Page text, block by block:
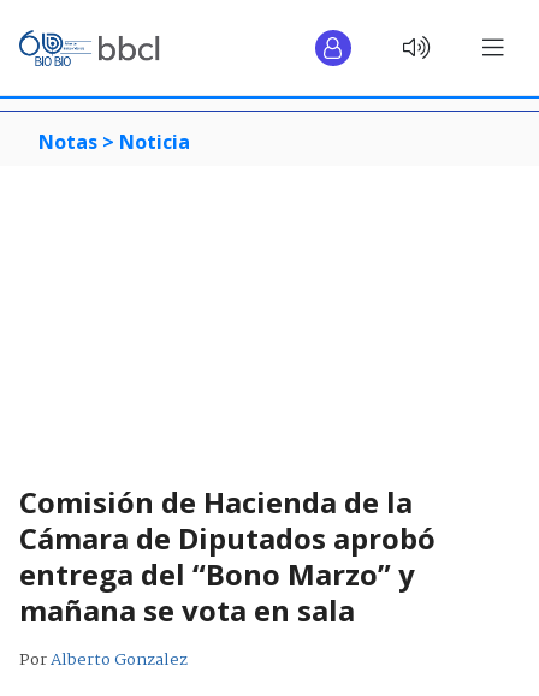
Notas > Noticia
Comisión de Hacienda de la
Cámara de Diputados aprobó
entrega del “Bono Marzo” y
mañana se vota en sala
PorAlberto Gonzalez